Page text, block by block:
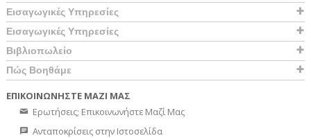
Εισαγωγικές Υπηρεσίες
Εισαγωγικές Υπηρεσίες
Βιβλιοπωλείο
Πώς Βοηθάμε
ΕΠΙΚΟΙΝΩΝΗΣΤΕ ΜΑΖΙ ΜΑΣ
Ερωτήσεις; Επικοινωνήστε Μαζί Μας
Ανταποκρίσεις στην Ιστοσελίδα